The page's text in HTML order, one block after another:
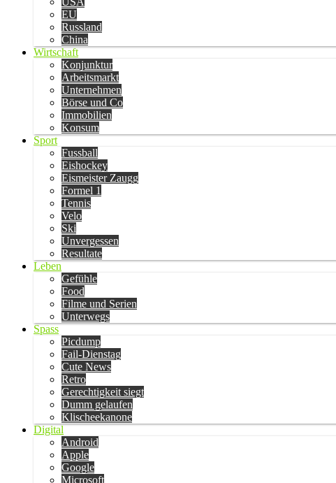
EU
Russland
China
Wirtschaft
Konjunktur
Arbeitsmarkt
Unternehmen
Börse und Co
Immobilien
Konsum
Sport
Fussball
Eishockey
Eismeister Zaugg
Formel 1
Tennis
Velo
Ski
Unvergessen
Resultate
Leben
Gefühle
Food
Filme und Serien
Unterwegs
Spass
Picdump
Fail-Dienstag
Cute News
Retro
Gerechtigkeit siegt
Dumm gelaufen
Klischeekanone
Digital
Android
Apple
Google
Microsoft